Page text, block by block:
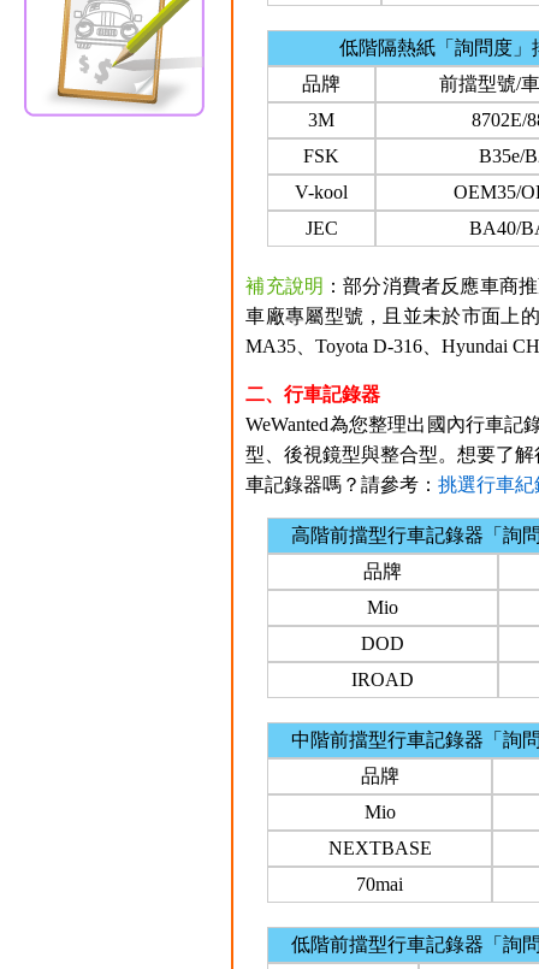
低階隔熱紙「詢問度」
品牌
前擋型號/
3M
8702E/
FSK
B35e/
V-kool
OEM35/
JEC
BA40/
補充說明 ：部分消費者反應車商
車廠專屬型號，且並未於市面上
MA35、Toyota D-316、Hyundai
二、行車記錄器
WeWanted為您整理出國內行車
型、後視鏡型與整合型。想要了
車記錄器嗎？請參考：挑選行車
高階前擋型行車記錄器「詢
品牌
Mio
DOD
IROAD
中階前擋型行車記錄器「詢
品牌
Mio
NEXTBASE
70mai
低階前擋型行車記錄器「詢